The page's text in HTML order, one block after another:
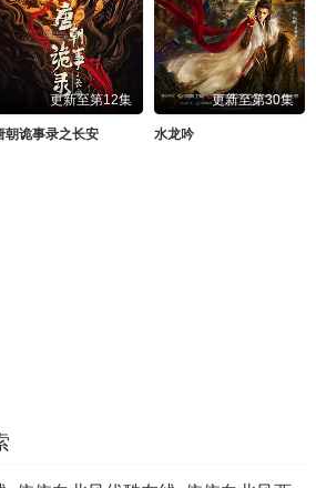
更新至第12集
朝诡事录之长安
更新至第30集
水龙吟